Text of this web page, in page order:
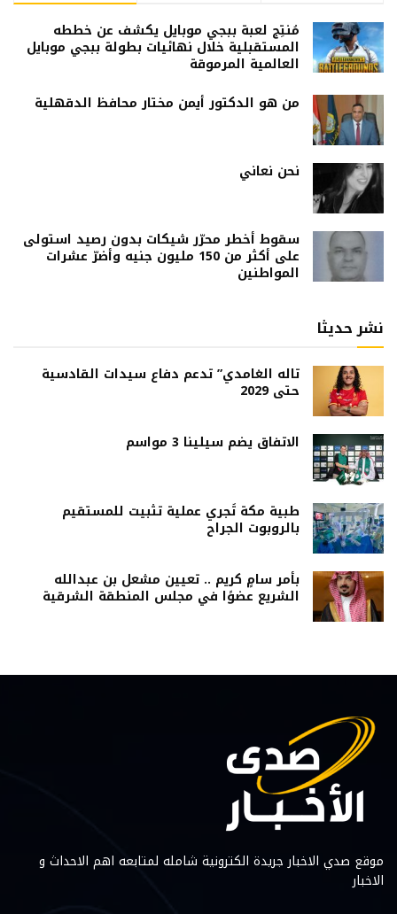
مُنتِج لعبة ببجي موبايل يكشف عن خططه
المستقبلية خلال نهائيات بطولة ببجي موبايل
العالمية المرموقة
من هو الدكتور أيمن مختار محافظ الدقهلية
نحن نعاني
سقوط أخطر محرّر شيكات بدون رصيد استولى
على أكثر من 150 مليون جنيه وأضرّ عشرات
المواطنين
نشر حديثا
تاله الغامدي” تدعم دفاع سيدات القادسية
حتى 2029
الاتفاق يضم سيلينا 3 مواسم
طبية مكة تُجري عملية تثبيت للمستقيم
بالروبوت الجراح
بأمر سامٍ كريم .. تعيين مشعل بن عبدالله
الشريع عضوًا في مجلس المنطقة الشرقية
موقع صدي الاخبار جريدة الكترونية شامله لمتابعه اهم الاحداث و
الاخبار